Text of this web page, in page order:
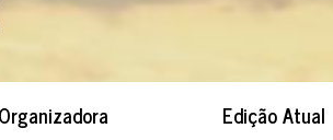
Edição Atual